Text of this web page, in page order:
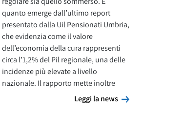
quanto emerge dall’ultimo report
presentato dalla Uil Pensionati Umbria,
che evidenzia come il valore
dell’economia della cura rappresenti
circa l’1,2% del Pil regionale, una delle
incidenze più elevate a livello
nazionale. Il rapporto mette inoltre
Leggi la news
Leggi la news